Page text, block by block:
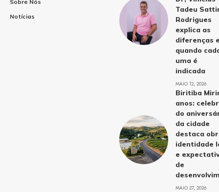
Sobre Nós
Notícias
Tadeu
Rodrigues
explica as
diferenças
quando
uma é
indicada
MAIO 12, 2026
Biritiba
anos:
do
da cidade
destaca
identidade
e
de
MAIO 27, 2026